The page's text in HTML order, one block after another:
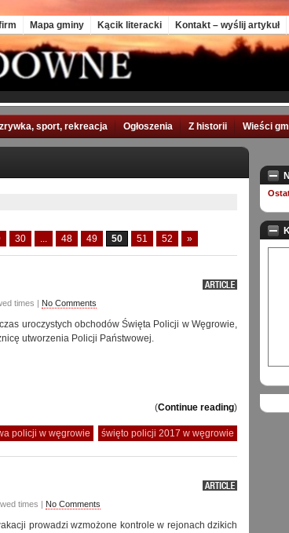
Mapa gminy Kącik literacki Kontakt – wyślij artykuł
sport, rekreacja Ogłoszenia Z historii Wieści
30 ... 48 49 50 51 52 »
times | No Comments
uroczystych obchodów Święta Policji w Węgrowie,
utworzenia Policji Państwowej.
(Continue reading)
policji w węgrowie święto policji 2017 w węgrowie
times | No Comments
prowadzi wzmożone kontrole w rejonach dzikich